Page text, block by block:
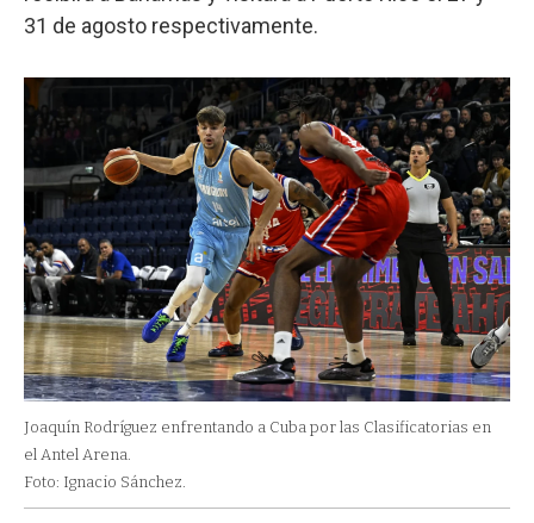
31 de agosto respectivamente.
Joaquín Rodríguez enfrentando a Cuba por las Clasificatorias en
el Antel Arena.
Foto: Ignacio Sánchez.